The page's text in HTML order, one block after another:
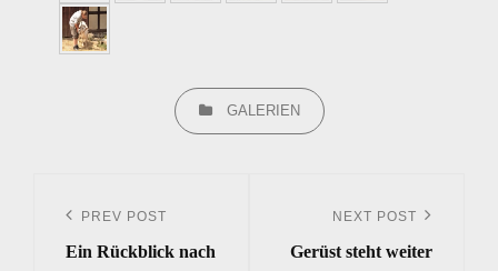
CATEGORIES
GALERIEN
Navigation
Previous
Post
PREV POST
Ein Rückblick nach
Post
NEXT POST
Gerüst steht weiter